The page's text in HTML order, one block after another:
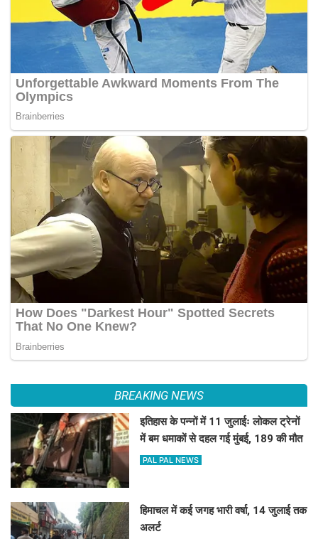
BREAKING NEWS
इतिहास के पन्नों में 11 जुलाईः लोकल ट्रेनों
में बम धमाकों से दहल गई मुंबई, 189 की मौत
PAL PAL NEWS
हिमाचल में कई जगह भारी वर्षा, 14 जुलाई तक
अलर्ट